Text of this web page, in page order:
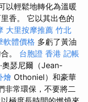
以輕鬆地轉化為溫暖
香。 它以其出色的
大里按摩推薦 竹北
軟體價格 多虧了黃油
。 台胞證 香港 記帳
奧瑟尼爾（Jean-
燴 Othoniel）和豪華
非常環保，不要將二